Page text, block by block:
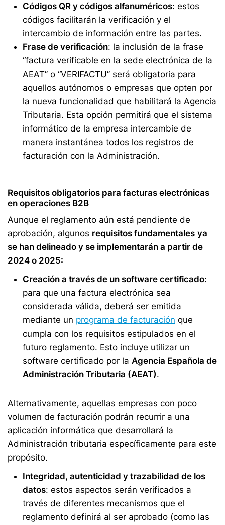
Códigos QR y códigos alfanuméricos: estos
códigos facilitarán la verificación y el
intercambio de información entre las partes.
Frase de verificación: la inclusión de la frase
“factura verificable en la sede electrónica de la
AEAT” o “VERIFACTU” será obligatoria para
aquellos autónomos o empresas que opten por
la nueva funcionalidad que habilitará la Agencia
Tributaria. Esta opción permitirá que el sistema
informático de la empresa intercambie de
manera instantánea todos los registros de
facturación con la Administración.
Requisitos obligatorios para facturas electrónicas
en operaciones B2B
Aunque el reglamento aún está pendiente de
aprobación, algunos requisitos fundamentales ya
se han delineado y se implementarán a partir de
2024 o 2025:
Creación a través de un software certificado:
para que una factura electrónica sea
considerada válida, deberá ser emitida
mediante un programa de facturación que
cumpla con los requisitos estipulados en el
futuro reglamento. Esto incluye utilizar un
software certificado por la Agencia Española de
Administración Tributaria (AEAT).
Alternativamente, aquellas empresas con poco
volumen de facturación podrán recurrir a una
aplicación informática que desarrollará la
Administración tributaria específicamente para este
propósito.
Integridad, autenticidad y trazabilidad de los
datos: estos aspectos serán verificados a
través de diferentes mecanismos que el
reglamento definirá al ser aprobado (como las